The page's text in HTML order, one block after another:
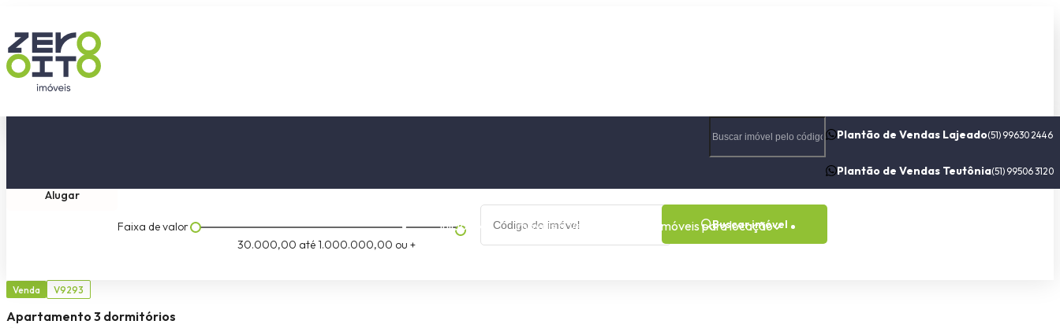
Plantão de Vendas Lajeado(51) 99630 2446
Plantão de Vendas Teutônia(51) 99506 3120
Início Imóveis a Venda Imóveis para locação
Alugar
Faixa de valor
30.000,00 até1.000.000,00 ou +
Buscar imóvel
Venda V9293
Apartamento 3 dormitórios